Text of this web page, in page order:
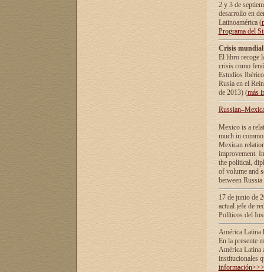
2 y 3 de
desarrollo en
Latinoamérica (
Programa del
Crisis
El libro recoge
crisis como
Estudios
Rusia en el
de 2013) (más
Mexico is a
much in
Mexican
improvement.
the political,
of volume and
between
17 de junio de
actual jefe de
Políticos del
América Latina
En la presente
América Latina
institucionales
información>>>